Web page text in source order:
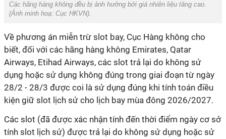
Các hãng hàng không đều bị ảnh hưởng bởi giá nhiên liệu tăng cao.
(Ảnh minh hoạ: Cục HKVN).
Về phương án miễn trừ slot bay, Cục Hàng không cho
biết, đối với các hãng hàng không Emirates, Qatar
Airways, Etihad Airways, các slot trả lại do không sử
dụng hoặc sử dụng không đúng trong giai đoạn từ ngày
28/2 - 28/3 được coi là sử dụng đúng khi tính toán điều
kiện giữ slot lịch sử cho lịch bay mùa đông 2026/2027.
Các slot (đã được xác nhận tính đến thời điểm ngày cơ sở
tính slot lịch sử) được trả lại do không sử dụng hoặc sử